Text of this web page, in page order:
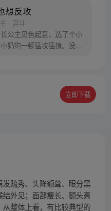
想反攻
· 宫斗
公主见色起意，选了个小
奶狗一顿猛攻猛撩。没想
狂徒越看越顺眼。我家这
得！
立即下载
疏秀、头隆额耸、眼分黑
外见；面部瘦长、额头高
整体上看，有比较典型的